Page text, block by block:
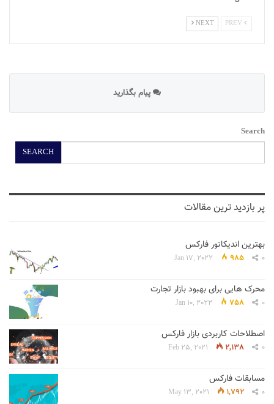
NEXT
پیام بگذارید
Search
SEARCH
پر بازدید ترین مقالات
بهترین اندیکاتور فارکس
Jan 17, 2022 985 0
محرک هایی برای بهبود بازار تجارت
Jan 10, 2022 758 0
اصطلاحات کاربردی بازار فارکس
Feb 25, 2021 2,138 0
مسابقات فارکس
May 13, 2021 1,792 0